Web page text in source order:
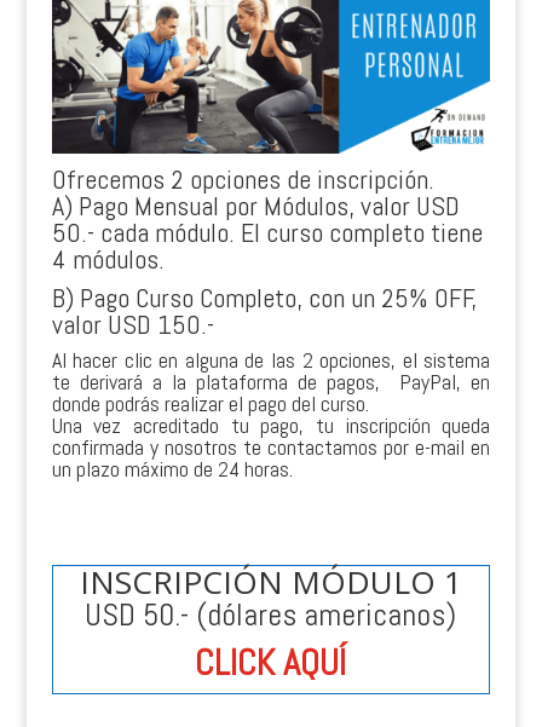
Ofrecemos 2 opciones de inscripción.
A) Pago Mensual por Módulos, valor USD
50.- cada módulo. El curso completo tiene
4 módulos.
B) Pago Curso Completo, con un 25% OFF,
valor USD 150.-
Al hacer clic en alguna de las 2 opciones, el sistema
te derivará a la plataforma de pagos, PayPal, en
donde podrás realizar el pago del curso.
Una vez acreditado tu pago, tu inscripción queda
confirmada y nosotros te contactamos por e-mail en
un plazo máximo de 24 horas.
INSCRIPCIÓN MÓDULO 1
USD 50.- (dólares americanos)
CLICK AQUÍ